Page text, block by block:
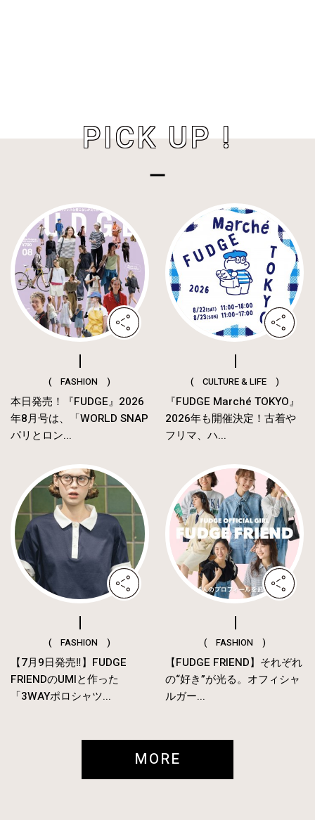
PICK UP !
( FASHION )
本日発売！『FUDGE』2026
年8月号は、「WORLD SNAP
パリとロン...
( CULTURE & LIFE )
『FUDGE Marché TOKYO』
2026年も開催決定！古着や
フリマ、ハ...
( FASHION )
【7月9日発売‼︎】FUDGE
FRIENDのUMIと作った
「3WAYポロシャツ...
( FASHION )
【FUDGE FRIEND】それぞれ
の“好き”が光る。オフィシャ
ルガー...
MORE